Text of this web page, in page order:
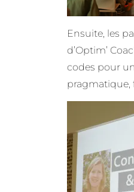
Ensuite, les
d’Optim’
codes pour
pragmatique,